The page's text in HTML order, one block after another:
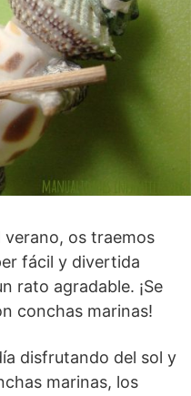
os traemos
fácil y divertida
rato agradable. ¡Se
conchas marinas!
disfrutando del sol y
marinas, los